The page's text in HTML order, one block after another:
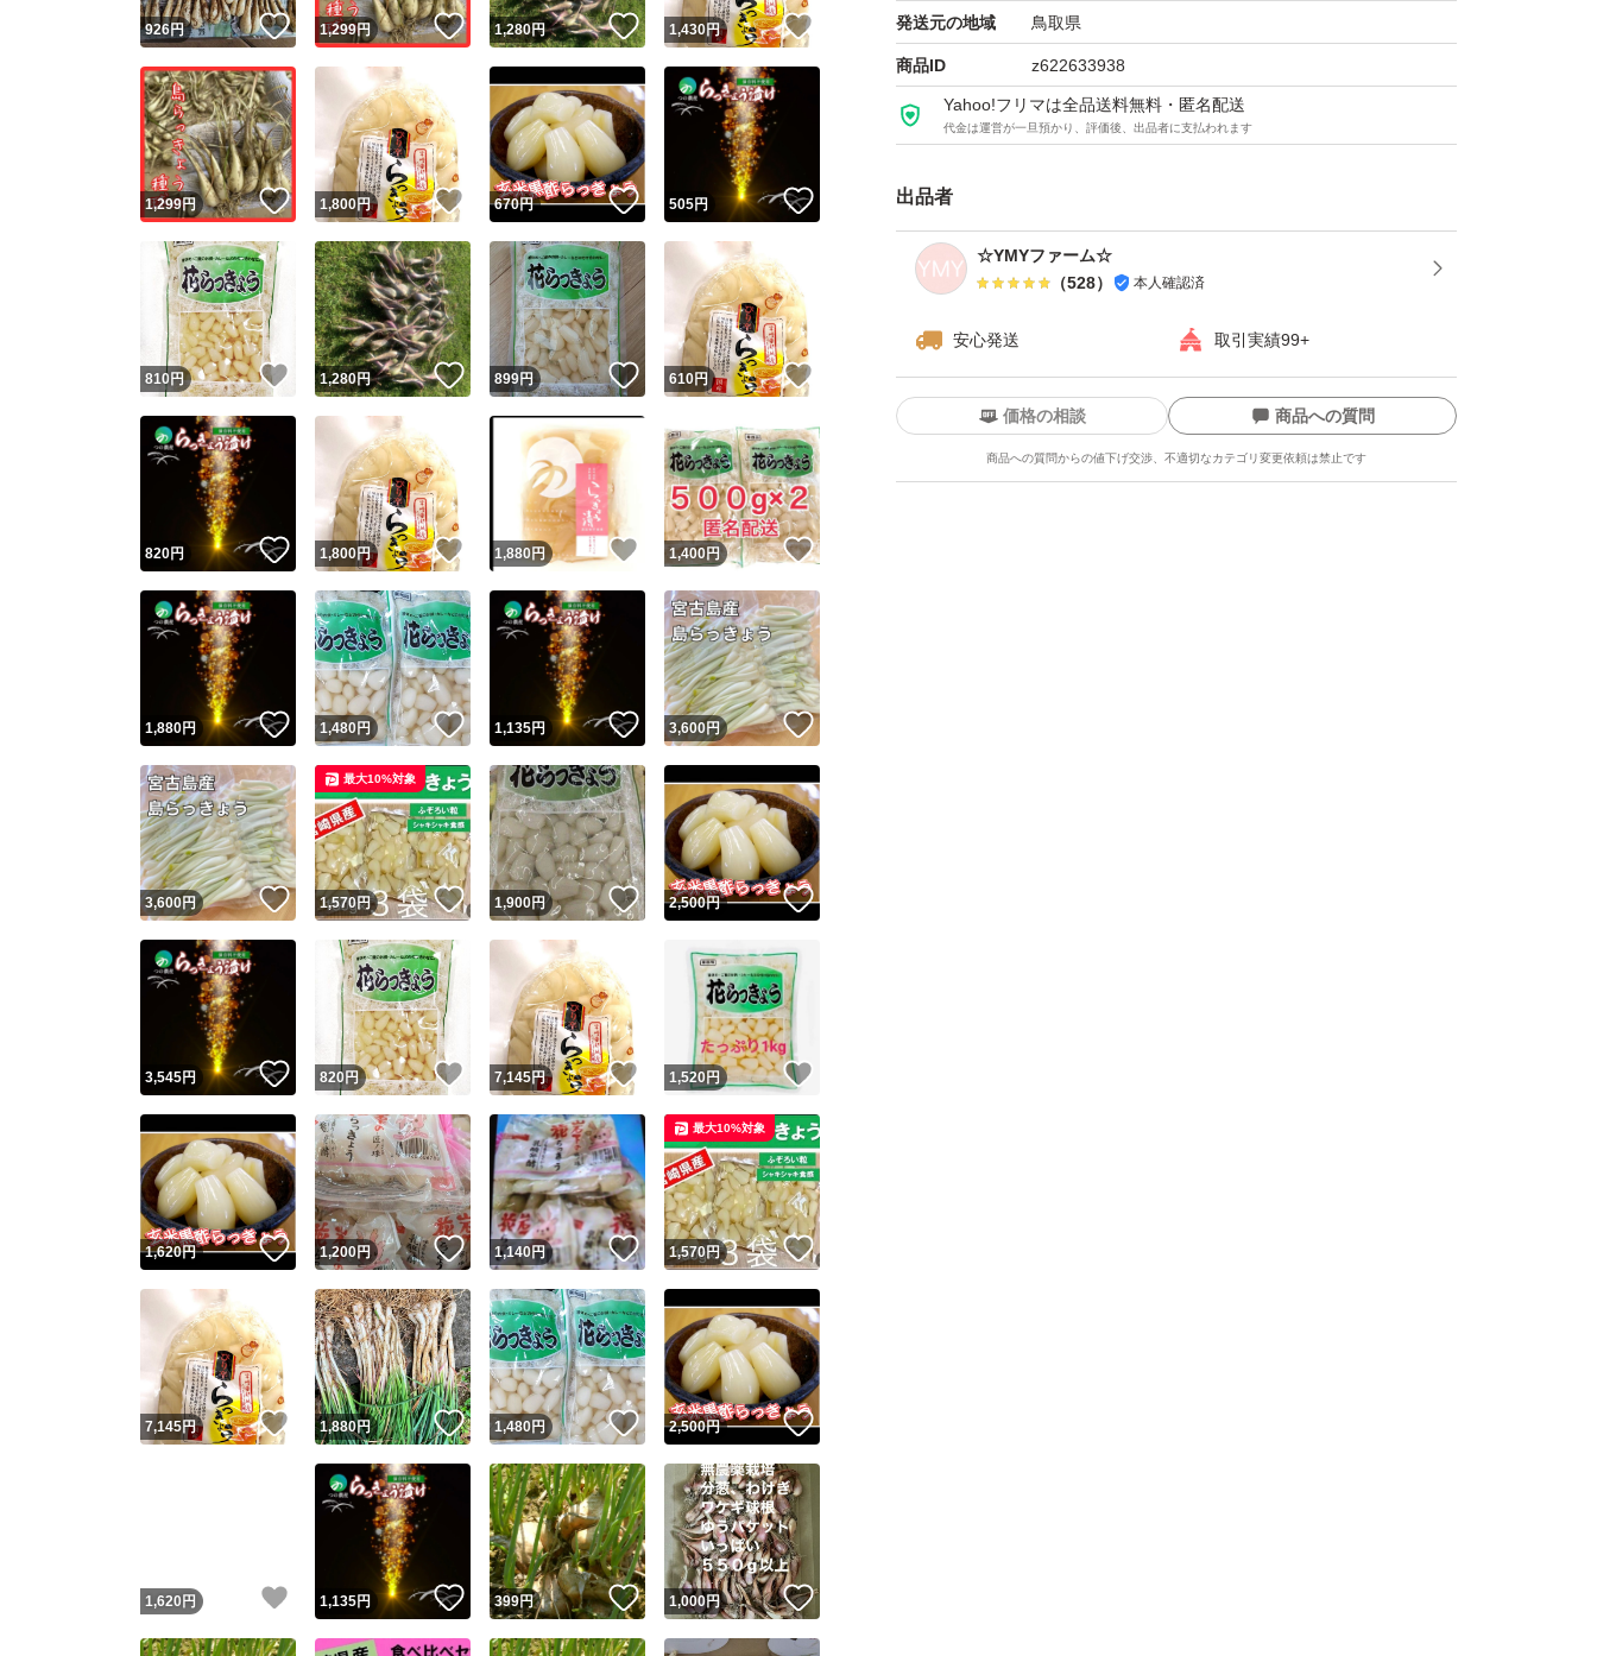
酢漬け、天婦羅など美味しいですよ！(^-^)
新鮮ですので生でも食べれます！
ゆうパケットポスト発送
発送元の地域 鳥取県
商品ID z622633938
Yahoo!フリマは全品送料無料・匿名配送
代金は運営が一旦預かり、評価後、出品者に支払われます
出品者
☆YMYファーム☆
（528） 本人確認済
安心発送 取引実績99+
ユーザーの実績について
Yahoo!フリマが定めた一定の基準を満たしたユーザーにバッジを付与しています
安心取引出品者
安心取引出品者 Yahoo!フリマの基準をクリアした安心・安全なユーザーです
取引実績
取引実績◯+ このユーザーはYahoo!フリマの取引を完了させた実績があります
他フリマ実績◯+ このユーザーは他フリマサービスでの取引実績があります
スピード&安心発送
※このバッジは実績に基づく表示であり、発送を保証しているものではありません
スピード＆安心発送
このユーザーは高頻度で24時間以内＆設定した発送日数内に発送してい
ます
スピード発送 このユーザーは高頻度で24時間以内に発送しています
安心発送 このユーザーは設定した発送日数内に発送しています
価格の相談 商品への質問
商品への質問からの値下げ交渉、不適切なカテゴリ変更依頼は禁止です
この商品の情報をコピーします
商品画像の無断転載は禁止 されています
コピーは1商品につき1回です
出品ページへ
キャンセル
926円 いいね！
1,299円 いいね！
1,280円 いいね！
1,430円
1,299円 いいね！
1,800円 いいね！
670円 いいね！
505円
810 円 いいね！
1,280円 いいね！
899円 いいね！
610円
820円 いいね！
1,800円 いいね！
1,880円 いいね！
1,400円 いいね！
1,880円 いいね！
1,480円 いいね！
1,135円 いいね！
3,600円 いいね！
3,600円 いいね！
1,570円 いいね！
最大10%対象
1,900円 いいね！
2,500円 いいね！
3,545円 いいね！
820 円 いいね！
7,145円 いいね！
1,520円
1,620円 いいね！
1,200円 いいね！
1,140円 いいね！
1,570円 いいね！
最大10%対象
7,145円 いいね！
1,880円 いいね！
1,480円 いいね！
2,500円 いいね！
1,620 円 いいね！
1,135円 いいね！
399円 いいね！
1,000円 いいね！